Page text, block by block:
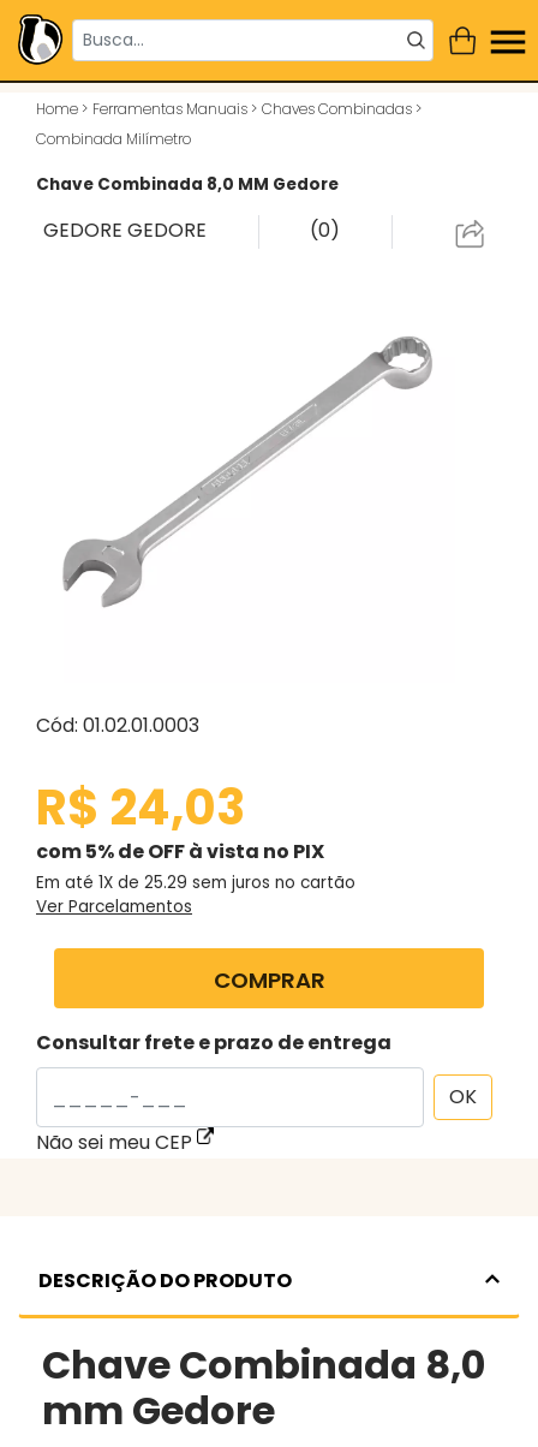
Home > Ferramentas Manuais > Chaves Combinadas >
Combinada Milímetro
Chave Combinada 8,0 MM Gedore
GEDOREGEDORE (0)
Cód: 01.02.01.0003
R$ 24,03
com 5% de OFF à vista no PIX
Em até 1X de 25.29 sem juros no cartão
Ver Parcelamentos
COMPRAR
Consultar frete e prazo de entrega
OK
Não sei meu CEP
DESCRIÇÃO DO PRODUTO
Chave Combinada 8,0
mm Gedore